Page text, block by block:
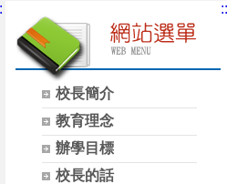
校長簡介
教育理念
辦學目標
校長的話